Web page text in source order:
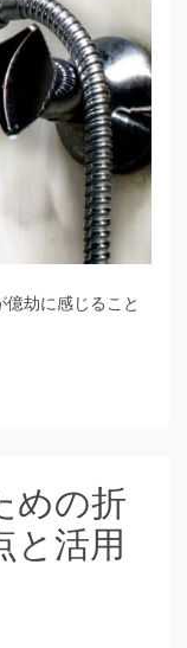
劫に感じること
めの折
と活用